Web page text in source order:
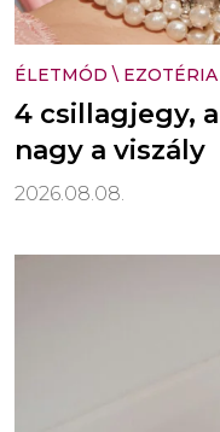
ÉLETMÓD \ EZOTÉRIA
4 csillagjegy,
nagy a viszály
2026.08.08.